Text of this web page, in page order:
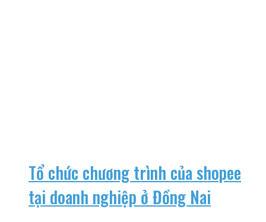
Tổ chức chương trình của shopee
tại doanh nghiệp ở Đồng Nai